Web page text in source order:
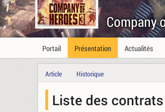
Company
Portail Présentation Actualités
Article Historique
Liste des